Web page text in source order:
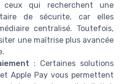
ceux qui recherchent une
de sécurite, car elles
centralisé. Toutefois,
une maîtrise plus avancée
: Certaines solutions
Apple Pay vous permettent